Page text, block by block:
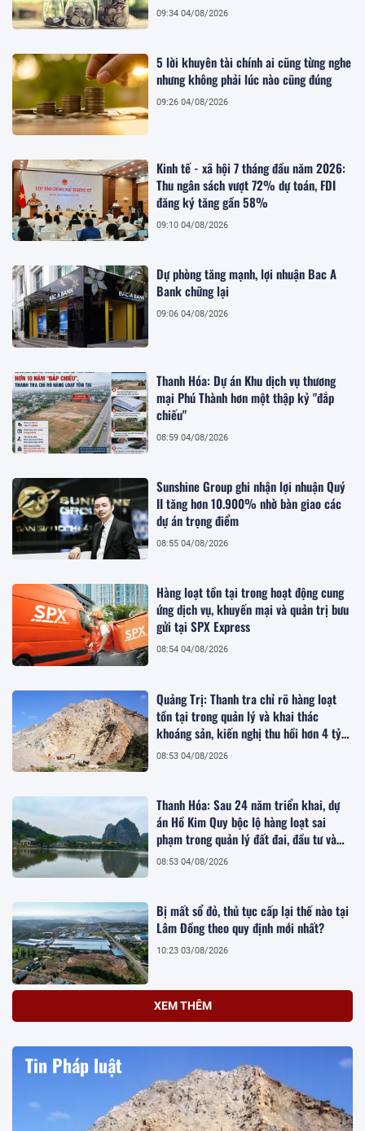
09:34 04/08/2026
5 lời khuyên tài chính ai cũng từng nghe
nhưng không phải lúc nào cũng đúng
09:26 04/08/2026
Kinh tế - xã hội 7 tháng đầu năm 2026:
Thu ngân sách vượt 72% dự toán, FDI
đăng ký tăng gần 58%
09:10 04/08/2026
Dự phòng tăng mạnh, lợi nhuận Bac A
Bank chững lại
09:06 04/08/2026
Thanh Hóa: Dự án Khu dịch vụ thương
mại Phú Thành hơn một thập kỷ "đắp
chiếu"
08:59 04/08/2026
Sunshine Group ghi nhận lợi nhuận Quý
II tăng hơn 10.900% nhờ bàn giao các
dự án trọng điểm
08:55 04/08/2026
Hàng loạt tồn tại trong hoạt động cung
ứng dịch vụ, khuyến mại và quản trị bưu
gửi tại SPX Express
08:54 04/08/2026
Quảng Trị: Thanh tra chỉ rõ hàng loạt
tồn tại trong quản lý và khai thác
khoáng sản, kiến nghị thu hồi hơn 4 tỷ
đồng
08:53 04/08/2026
Thanh Hóa: Sau 24 năm triển khai, dự
án Hồ Kim Quy bộc lộ hàng loạt sai
phạm trong quản lý đất đai, đầu tư và
quy hoạch
08:53 04/08/2026
Bị mất sổ đỏ, thủ tục cấp lại thế nào tại
Lâm Đồng theo quy định mới nhất?
10:23 03/08/2026
XEM THÊM
Tin Pháp luật